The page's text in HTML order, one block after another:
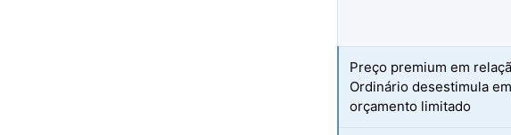
Preço premium em
Ordinário desestimula
orçamento limitado